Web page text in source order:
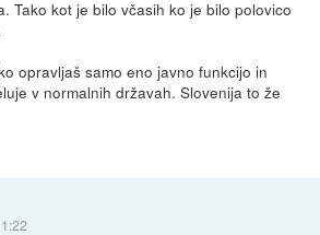
Tako kot je bilo včasih ko je bilo polovico
opravljaš samo eno javno funkcijo in
v normalnih državah. Slovenija to že